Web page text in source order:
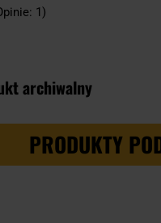
1)
archiwalny
PRODUKTY